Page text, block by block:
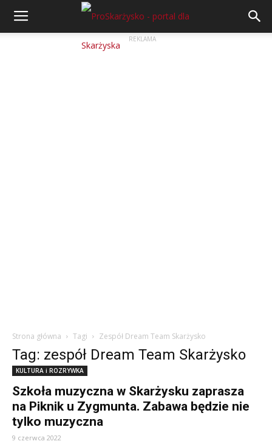
REKLAMA
Strona główna Tagi Zespół Dream Team Skarżysko
Tag: zespół Dream Team Skarżysko
KULTURA i ROZRYWKA
Szkoła muzyczna w Skarżysku zaprasza
na Piknik u Zygmunta. Zabawa będzie nie
tylko muzyczna
9 czerwca 2022